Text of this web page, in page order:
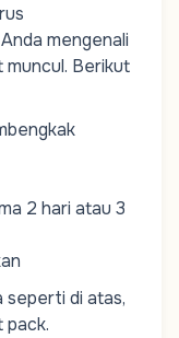
mengenali
muncul. Berikut
2 hari atau 3
seperti di atas,